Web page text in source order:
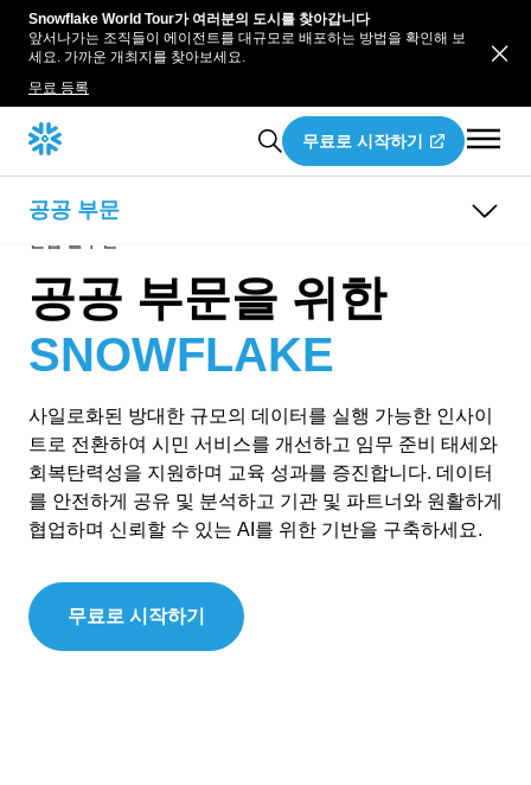
Snowflake World Tour가 여러분의 도시를 찾아갑니다
앞서나가는 조직들이 에이전트를 대규모로 배포하는 방법을 확인해 보
세요. 가까운 개최지를 찾아보세요.
무료 등록
무료로 시작하기
공공 부문
USE CASES
Entity 360
결제 무결성
리소스
산업 솔루션
공공 부문을 위한
SNOWFLAKE
사일로화된 방대한 규모의 데이터를 실행 가능한 인사이
트로 전환하여 시민 서비스를 개선하고 임무 준비 태세와
회복탄력성을 지원하며 교육 성과를 증진합니다. 데이터
를 안전하게 공유 및 분석하고 기관 및 파트너와 원활하게
협업하며 신뢰할 수 있는 AI를 위한 기반을 구축하세요.
무료로 시작하기